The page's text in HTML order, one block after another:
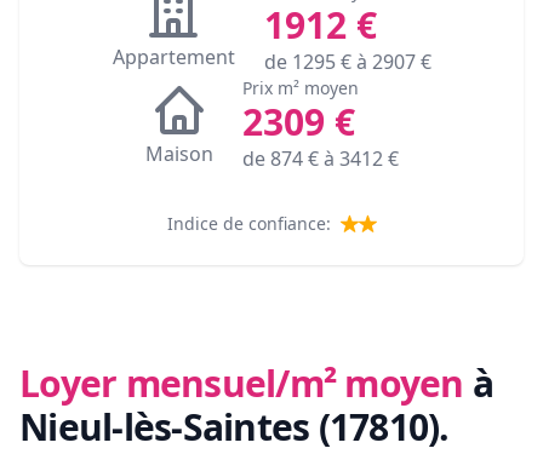
Appartement
1912€
de 1295€ à 2907€
Maison
Prix m² moyen
2309 €
de874€ à 3412€
Indice de confiance:
Loyer mensuel/m² moyen à
Nieul-lès-Saintes (17810).